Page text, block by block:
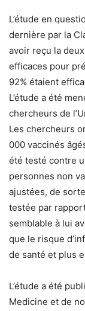
L’étude en
dernière par la
avoir reçu la
efficaces pour
92% étaient
L’étude a été
chercheurs de
Les chercheurs
000 vaccinés
été testé contre
personnes non
ajustées, de
testée par
semblable à lui
que le risque
de santé et plus
L’étude a été
Medicine et de